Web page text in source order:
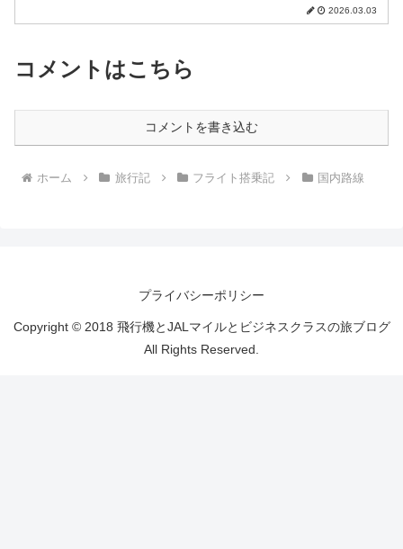
2026.03.03
コメントはこちら
コメントを書き込む
ホーム 旅行記 フライト搭乗記 国内路線
プライバシーポリシー
Copyright © 2018 飛行機とJALマイルとビジネスクラスの旅ブログ
All Rights Reserved.